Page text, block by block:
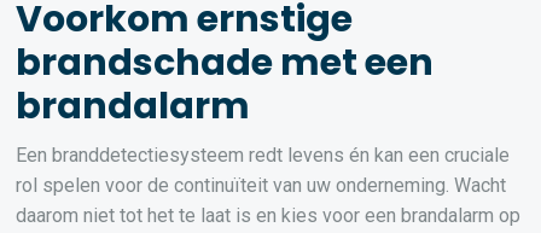
Voorkom ernstige
brandschade met een
brandalarm
Een branddetectiesysteem redt levens én kan een cruciale
rol spelen voor de continuïteit van uw onderneming. Wacht
daarom niet tot het te laat is en kies voor een brandalarm op